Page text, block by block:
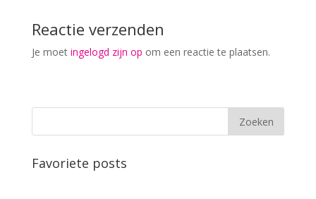
Reactie verzenden
Je moet ingelogd zijn op om een reactie te plaatsen.
Favoriete posts